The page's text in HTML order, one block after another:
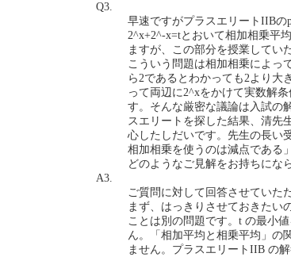
Q3.
早速ですがプラスエリートIIBの
2^x+2^-x=tとおいて相加相乗平
ますが、この部分を授業してい
こういう問題は相加相乗によっ
ら2であるとわかっても2より大
って両辺に2^xをかけて実数解
す。そんな厳密な議論は入試の
スエリートを探した結果、清先
心したしだいです。先生の長い
相加相乗を使うのは減点である
どのようなご見解をお持ちにな
A3.
ご質問に対して回答させていた
まず、はっきりさせておきたい
ことは別の問題です。t の最小
ん。「相加平均と相乗平均」の
ません。プラスエリートIIB の